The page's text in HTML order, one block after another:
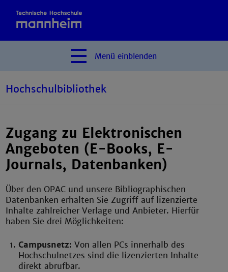
Menü einblenden
Hochschulbibliothek
Zugang zu Elektronischen
Angeboten (E-Books, E-
Journals, Datenbanken)
Über den OPAC und unsere Bibliographischen
Datenbanken erhalten Sie Zugriff auf lizenzierte
Inhalte zahlreicher Verlage und Anbieter. Hierfür
haben Sie drei Möglichkeiten:
Campusnetz: Von allen PCs innerhalb des
Hochschulnetzes sind die lizenzierten Inhalte
direkt abrufbar.